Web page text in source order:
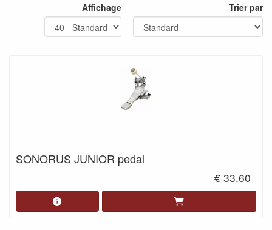
Affichage Trier par
SONORUS JUNIOR pedal
€ 33.60